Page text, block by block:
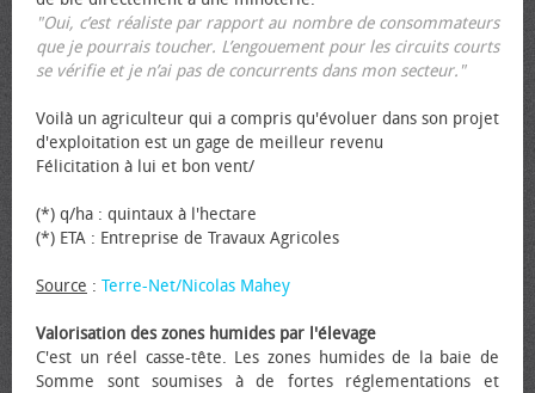
"Oui, c’est réaliste par rapport au nombre de consommateurs
que je pourrais toucher. L’engouement pour les circuits courts
se vérifie et je n’ai pas de concurrents dans mon secteur."
Voilà un agriculteur qui a compris qu'évoluer dans son projet
d'exploitation est un gage de meilleur revenu
Félicitation à lui et bon vent/
(*) q/ha : quintaux à l'hectare
(*) ETA : Entreprise de Travaux Agricoles
Source : Terre-Net/Nicolas Mahey
Valorisation des zones humides par l'élevage
C'est un réel casse-tête. Les zones humides de la baie de
Somme sont soumises à de fortes réglementations et